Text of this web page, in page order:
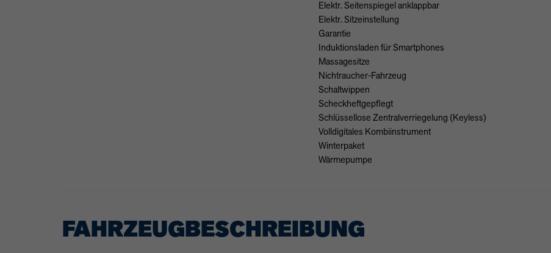
Elektr. Seitenspiegel anklappbar
Elektr. Sitzeinstellung
Garantie
Induktionsladen für Smartphones
Massagesitze
Nichtraucher-Fahrzeug
Schaltwippen
Scheckheftgepflegt
Schlüssellose Zentralverriegelung (Keyless)
Volldigitales Kombiinstrument
Winterpaket
Wärmepumpe
FAHRZEUGBESCHREIBUNG